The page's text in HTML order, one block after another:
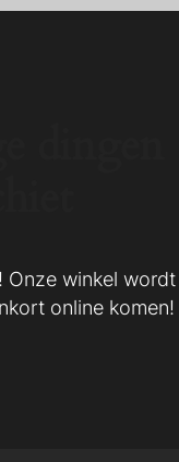
Onze winkel wordt
online komen!